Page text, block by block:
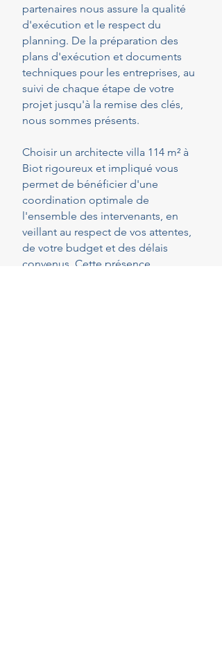
partenaires nous assure la qualité
d'exécution et le respect du
planning. De la préparation des
plans d'exécution et documents
techniques pour les entreprises, au
suivi de chaque étape de votre
projet jusqu'à la remise des clés,
nous sommes présents.
Choisir un architecte villa 114 m² à
Biot rigoureux et impliqué vous
permet de bénéficier d'une
coordination optimale de
l'ensemble des intervenants, en
veillant au respect de vos attentes,
de votre budget et des délais
convenus. Cette présence